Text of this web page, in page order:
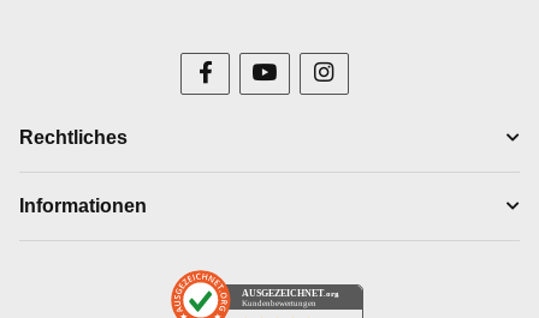
Rechtliches
Informationen
AUSGEZEICHNET .org
Kundenbewertungen